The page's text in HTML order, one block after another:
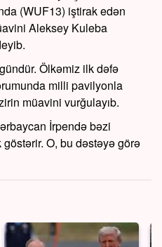
(WUF13) iştirak edən
Aleksey Kuleba
Ölkəmiz ilk dəfə
milli pavilyonla
müavini vurğulayıb.
İrpendə bəzi
O, bu dəstəyə görə